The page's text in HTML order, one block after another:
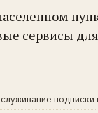
сервисы
подписки